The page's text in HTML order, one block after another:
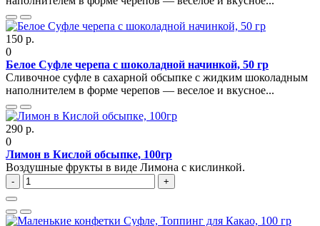
150 р.
0
Белое Суфле черепа с шоколадной начинкой, 50 гр
Сливочное суфле в сахарной обсыпке с жидким шоколадным
наполнителем в форме черепов — веселое и вкусное...
290 р.
0
Лимон в Кислой обсыпке, 100гр
Воздушные фрукты в виде Лимона с кислинкой.
- +